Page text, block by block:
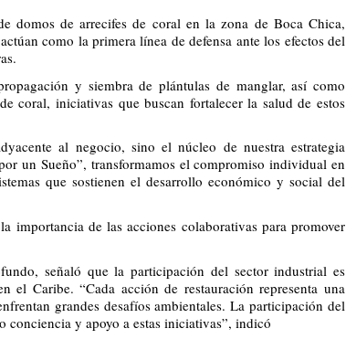
domos de arrecifes de coral en la zona de Boca Chica,
como la primera línea de defensa ante los efectos del
y siembra de plántulas de manglar, así como
coral, iniciativas que buscan fortalecer la salud de estos
al negocio, sino el núcleo de nuestra estrategia
un Sueño”, transformamos el compromiso individual en
que sostienen el desarrollo económico y social del
importancia de las acciones colaborativas para promover
señaló que la participación del sector industrial es
el Caribe. “Cada acción de restauración representa una
grandes desafíos ambientales. La participación del
conciencia y apoyo a estas iniciativas”, indicó